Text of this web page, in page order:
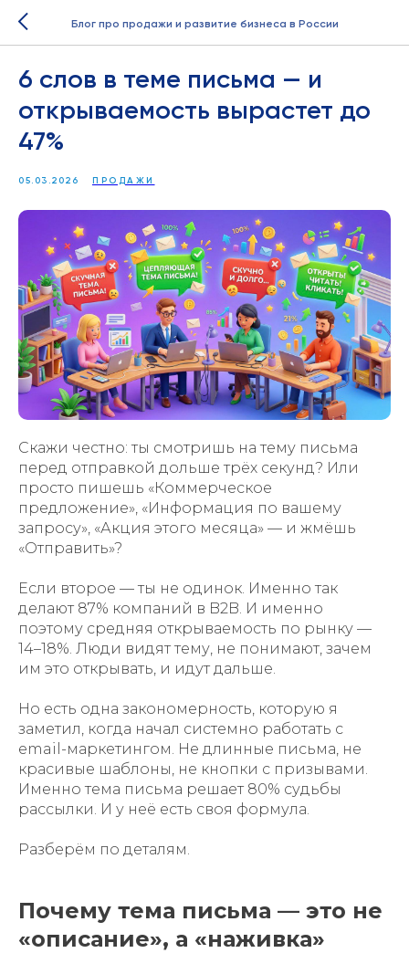
Блог про продажи и развитие бизнеса в России
6 слов в теме письма — и
открываемость вырастет до
47%
05.03.2026 ПРОДАЖИ
Скажи честно: ты смотришь на тему письма
перед отправкой дольше трёх секунд? Или
просто пишешь «Коммерческое
предложение», «Информация по вашему
запросу», «Акция этого месяца» — и жмёшь
«Отправить»?
Если второе — ты не одинок. Именно так
делают 87% компаний в B2B. И именно
поэтому средняя открываемость по рынку —
14–18%. Люди видят тему, не понимают, зачем
им это открывать, и идут дальше.
Но есть одна закономерность, которую я
заметил, когда начал системно работать с
email-маркетингом. Не длинные письма, не
красивые шаблоны, не кнопки с призывами.
Именно тема письма решает 80% судьбы
рассылки. И у неё есть своя формула.
Разберём по деталям.
Почему тема письма — это не
«описание», а «наживка»